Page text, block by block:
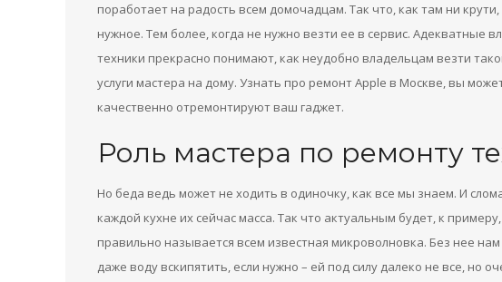
поработает на радость всем домочадцам. Так что, как там ни
нужное. Тем более, когда не нужно везти ее в сервис. Адекватные
техники прекрасно понимают, как неудобно владельцам везти
услуги мастера на дому. Узнать про ремонт Apple в Москве, вы
качественно отремонтируют ваш гаджет.
Роль мастера по ремонту
Но беда ведь может не ходить в одиночку, как все мы знаем. И
каждой кухне их сейчас масса. Так что актуальным будет, к
правильно называется всем известная микроволновка. Без нее
даже воду вскипятить, если нужно – ей под силу далеко не все, но